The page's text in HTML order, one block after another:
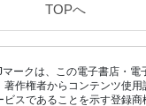
TOPへ
マークは、この電子書店・電
著作権者からコンテンツ使
ビスであることを示す登録